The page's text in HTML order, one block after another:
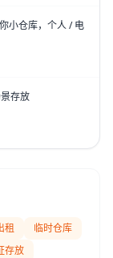
小仓库，个人 / 电
存放
租
临时仓库
存放